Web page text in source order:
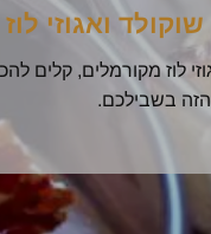
מלח, פלפל ולתנור.